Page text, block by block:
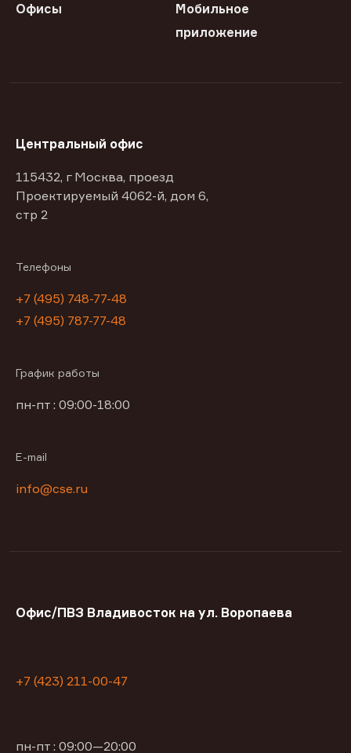
Офисы
Мобильное
приложение
Центральный офис
115432, г Москва, проезд
Проектируемый 4062-й, дом 6,
стр 2
Телефоны
+7 (495) 748-77-48
+7 (495) 787-77-48
График работы
пн-пт : 09:00-18:00
E-mail
info@cse.ru
Офис/ПВЗ Владивосток на ул. Воропаева
+7 (423) 211-00-47
пн-пт : 09:00—20:00